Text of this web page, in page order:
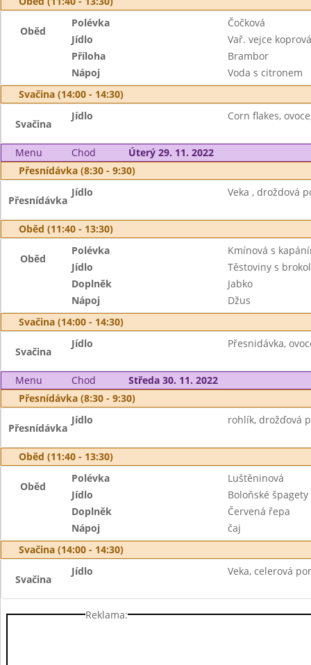
Oběd
Polévka
Čočková
Jídlo
Vař. vejce
Příloha
Brambor
Nápoj
Voda s citronem
Svačina (14:00 - 14:30)
Svačina
Jídlo Corn flakes,
Menu Chod
Úterý 29. 11. 2022
Přesnídávka (8:30 - 9:30)
Přesnídávka
Jídlo Veka , droždová
Oběd (11:40 - 13:30)
Oběd
Polévka
Kmínová s
Jídlo
Těstoviny s
Doplněk
Jabko
Nápoj
Džus
Svačina (14:00 - 14:30)
Svačina
Jídlo Přesnidávka,
Menu Chod
Středa 30. 11. 2022
Přesnídávka (8:30 - 9:30)
Přesnídávka
Jídlo rohlík, drožďová
Oběd (11:40 - 13:30)
Oběd
Polévka
Luštěninová
Jídlo
Boloňské
Doplněk
Červená řepa
Nápoj
čaj
Svačina (14:00 - 14:30)
Svačina
Jídlo Veka, celerová
Reklama: